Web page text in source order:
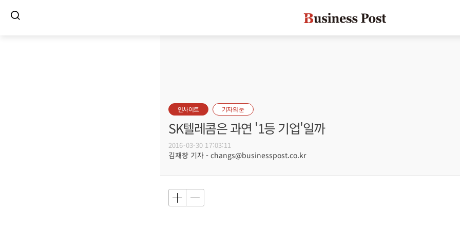
인사이트 기자의 눈
SK텔레콤은 과연 '1등 기업'일까
2016-03-30 17:03:11
김재창 기자 - changs@businesspost.co.kr